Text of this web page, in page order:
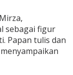
sebagai figur
Papan tulis dan